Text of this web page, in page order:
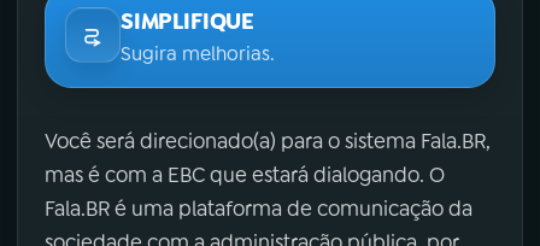
SIMPLIFIQUE
Sugira melhorias.
Você será direcionado(a) para o sistema Fala.BR,
mas é com a EBC que estará dialogando. O
Fala.BR é uma plataforma de comunicação da